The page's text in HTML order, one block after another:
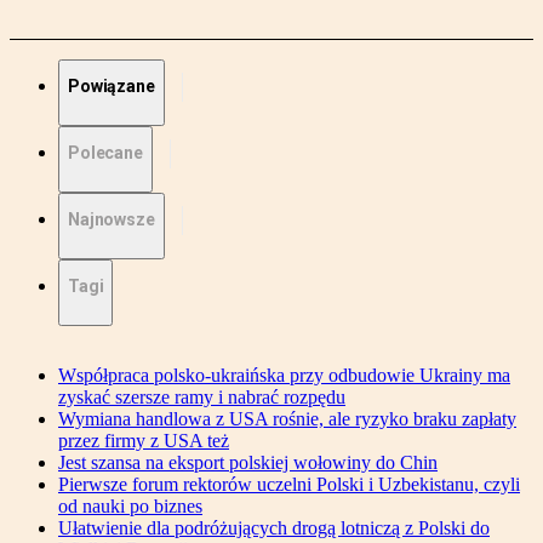
Powiązane
Polecane
Najnowsze
Tagi
Współpraca polsko-ukraińska przy odbudowie Ukrainy ma
zyskać szersze ramy i nabrać rozpędu
Wymiana handlowa z USA rośnie, ale ryzyko braku zapłaty
przez firmy z USA też
Jest szansa na eksport polskiej wołowiny do Chin
Pierwsze forum rektorów uczelni Polski i Uzbekistanu, czyli
od nauki po biznes
Ułatwienie dla podróżujących drogą lotniczą z Polski do